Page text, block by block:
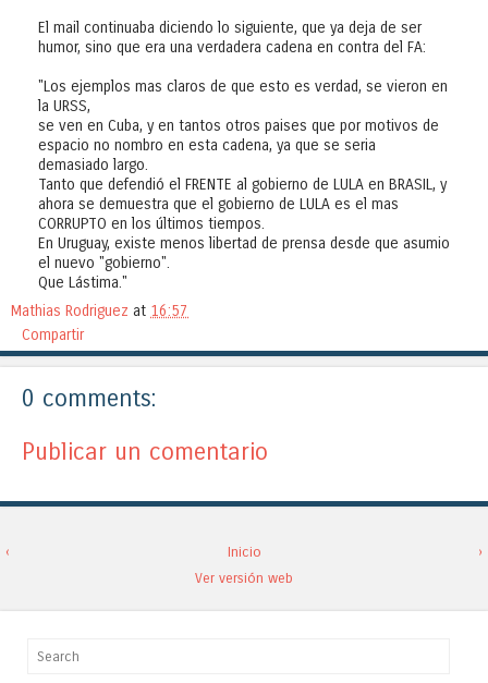
El mail continuaba diciendo lo siguiente, que ya deja de ser
humor, sino que era una verdadera cadena en contra del FA:
"Los ejemplos mas claros de que esto es verdad, se vieron en
la URSS,
se ven en Cuba, y en tantos otros paises que por motivos de
espacio no nombro en esta cadena, ya que se seria
demasiado largo.
Tanto que defendió el FRENTE al gobierno de LULA en BRASIL, y
ahora se demuestra que el gobierno de LULA es el mas
CORRUPTO en los últimos tiempos.
En Uruguay, existe menos libertad de prensa desde que asumio
el nuevo "gobierno".
Que Lástima."
Mathias Rodriguez at 16:57
Compartir
0 comments:
Publicar un comentario
‹ ›
Inicio
Ver versión web
Search